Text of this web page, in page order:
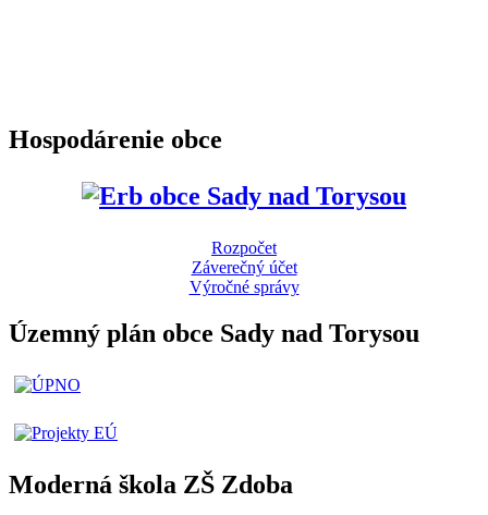
Hospodárenie obce
Rozpočet
Záverečný účet
Výročné správy
Územný plán obce Sady nad Torysou
Moderná škola ZŠ Zdoba